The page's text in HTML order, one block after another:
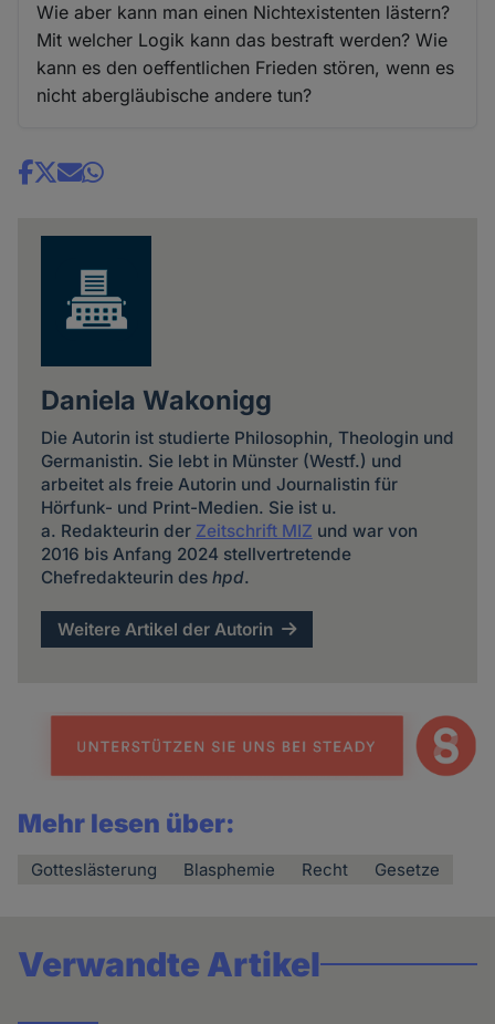
Wie aber kann man einen Nichtexistenten lästern?
Mit welcher Logik kann das bestraft werden? Wie
kann es den oeffentlichen Frieden stören, wenn es
nicht abergläubische andere tun?
Share
Daniela Wakonigg
Die Autorin ist studierte Philosophin, Theologin und
Germanistin. Sie lebt in Münster (Westf.) und
arbeitet als freie Autorin und Journalistin für
Hörfunk- und Print-Medien. Sie ist u.
a. Redakteurin der Zeitschrift MIZ und war von
2016 bis Anfang 2024 stellvertretende
Chefredakteurin des hpd.
Weitere Artikel der Autorin
Mehr lesen über:
Gotteslästerung Blasphemie Recht Gesetze
Verwandte Artikel